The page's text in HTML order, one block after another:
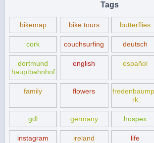
Tags
bikemap bike tours butterflies
cork couchsurfing deutsch
dortmund
hauptbahnhof
english español
family flowers
rk
gdl germany hospex
instagram ireland life